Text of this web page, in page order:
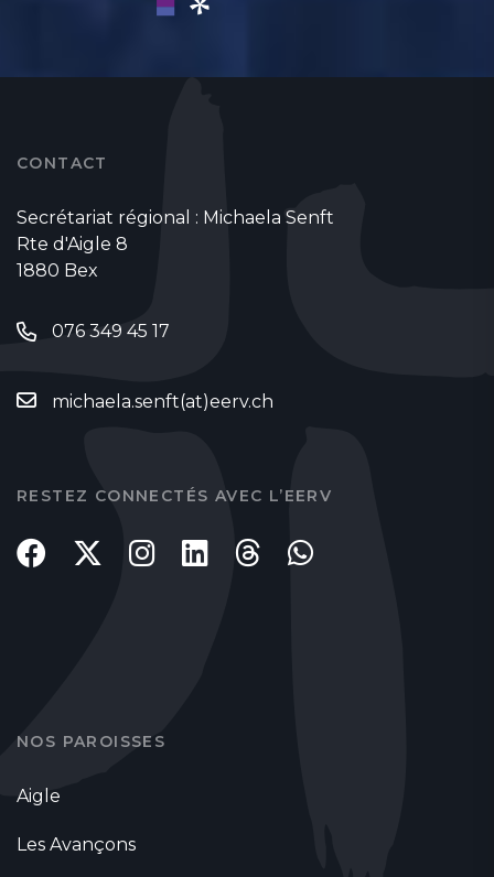
CONTACT
Secrétariat régional : Michaela Senft
Rte d'Aigle 8
1880 Bex
076 349 45 17
michaela.senft(at)eerv.ch
RESTEZ CONNECTÉS AVEC L’EERV
NOS PAROISSES
Aigle
Les Avançons